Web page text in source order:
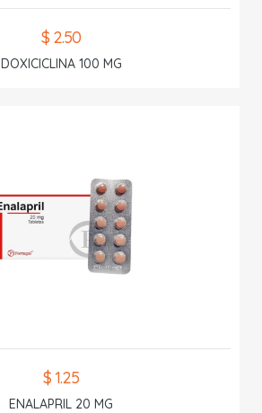
$ 2.50
DOXICICLINA 100 MG
$ 1.25
ENALAPRIL 20 MG